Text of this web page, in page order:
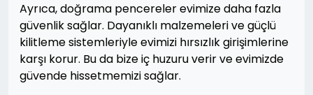
Ayrıca, doğrama pencereler evimize daha fazla
güvenlik sağlar. Dayanıklı malzemeleri ve güçlü
kilitleme sistemleriyle evimizi hırsızlık girişimlerine
karşı korur. Bu da bize iç huzuru verir ve evimizde
güvende hissetmemizi sağlar.